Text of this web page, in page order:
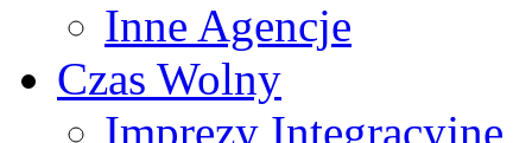
Inne Agencje
Czas Wolny
Imprezy Integracyjne